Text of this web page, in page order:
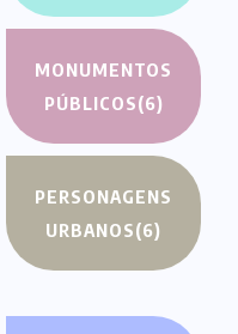
MONUMENTOS
PÚBLICOS(6)
PERSONAGENS
URBANOS(6)